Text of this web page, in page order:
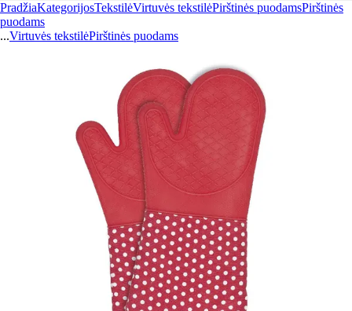
PradžiaKategorijosTekstilėVirtuvės tekstilėPirštinės puodamsPirštinės
puodams
...Virtuvės tekstilėPirštinės puodams